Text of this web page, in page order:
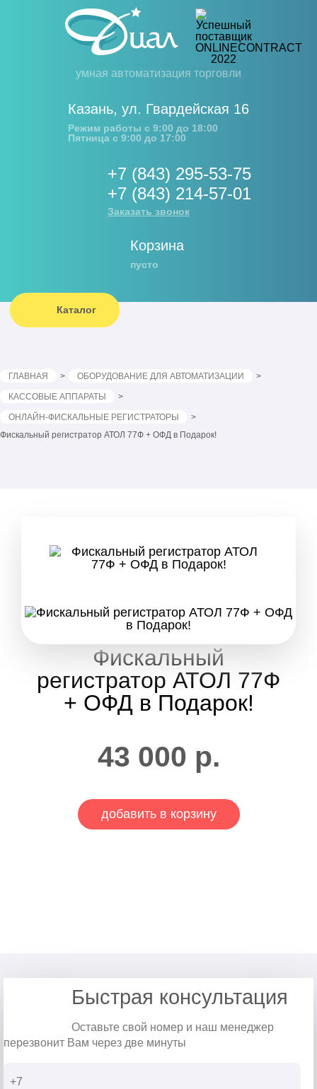
умная автоматизация торговли
Казань, ул. Гвардейская 16
Режим работы с 9:00 до 18:00
Пятница с 9:00 до 17:00
+7 (843) 295-53-75
+7 (843) 214-57-01
Заказать звонок
Корзина
пусто
Каталог
ГЛАВНАЯ ОБОРУДОВАНИЕ ДЛЯ АВТОМАТИЗАЦИИ
КАССОВЫЕ АППАРАТЫ
ОНЛАЙН-ФИСКАЛЬНЫЕ РЕГИСТРАТОРЫ
Фискальный регистратор АТОЛ 77Ф + ОФД в Подарок!
Фискальный
регистратор АТОЛ 77Ф
+ ОФД в Подарок!
43 000 р.
добавить в корзину
Быстрая консультация
Оставьте свой номер и наш менеджер
перезвонит Вам через две минуты